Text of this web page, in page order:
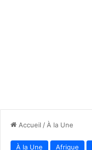
Accueil / À la Une
À la Une Afrique